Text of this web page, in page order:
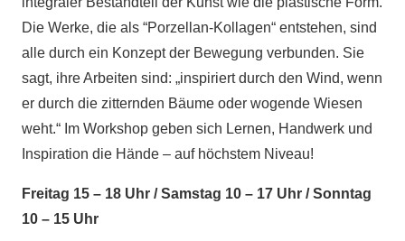
Die Werke, die als “Porzellan-Kollagen“ entstehen, sind
alle durch ein Konzept der Bewegung verbunden. Sie
sagt, ihre Arbeiten sind: „inspiriert durch den Wind, wenn
er durch die zitternden Bäume oder wogende Wiesen
weht.“ Im Workshop geben sich Lernen, Handwerk und
Inspiration die Hände – auf höchstem Niveau!
Freitag 15 – 18 Uhr / Samstag 10 – 17 Uhr / Sonntag
10 – 15 Uhr